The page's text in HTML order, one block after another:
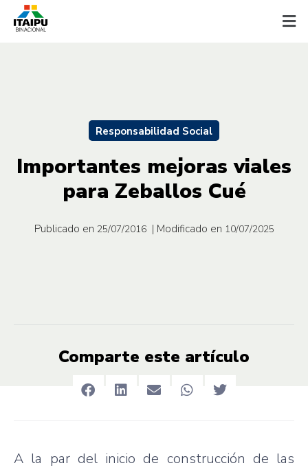
Responsabilidad Social
Importantes mejoras viales
para Zeballos Cué
Publicado en 25/07/2016 | Modificado en 10/07/2025
Comparte este artículo
A la par del inicio de construcción de las